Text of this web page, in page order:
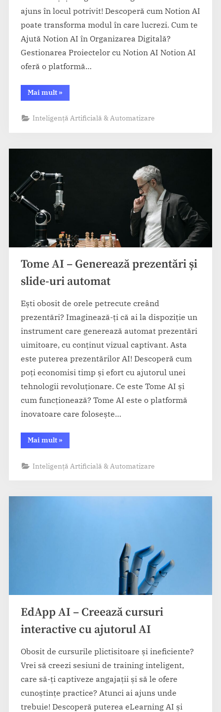
ajuns în locul potrivit! Descoperă cum Notion AI
poate transforma modul în care lucrezi. Cum te
Ajută Notion AI în Organizarea Digitală?
Gestionarea Proiectelor cu Notion AI Notion AI
oferă o platformă…
Mai mult“Notion
organizezi
asistent
»
Inteligență Artificială & Automatizare
Tome AI – Generează prezentări și
slide-uri automat
Ești obosit de orele petrecute creând
prezentări? Imaginează-ți că ai la dispoziție un
instrument care generează automat prezentări
uimitoare, cu conținut vizual captivant. Asta
este puterea prezentărilor AI! Descoperă cum
poți economisi timp și efort cu ajutorul unei
tehnologii revoluționare. Ce este Tome AI și
cum funcționează? Tome AI este o platformă
inovatoare care folosește…
Mai mult“Tome
AI
prezentări
automat”
»
Inteligență Artificială & Automatizare
EdApp AI – Creează cursuri
interactive cu ajutorul AI
Obosit de cursurile plictisitoare și ineficiente?
Vrei să creezi sesiuni de training inteligent,
care să-ți captiveze angajații și să le ofere
cunoștințe practice? Atunci ai ajuns unde
trebuie! Descoperă puterea eLearning AI și